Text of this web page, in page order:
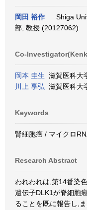
岡田 裕作
Shiga
部, 教授 (20127062)
Co-
岡本 圭生 滋賀医科大
川上 享弘 滋賀医科大
Keywords
腎細胞癌 / マイクロ
Research Abstract
われわれは,第14番染
遺伝子DLK1が脊細胞
ることを既に報告し,